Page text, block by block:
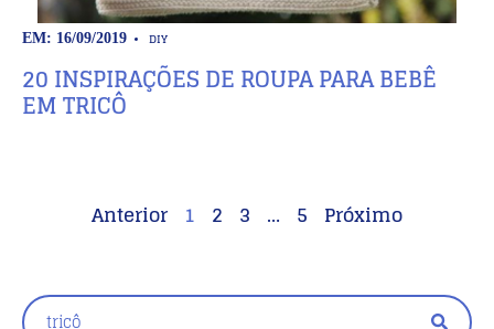
EM: 16/09/2019 DIY
20 INSPIRAÇÕES DE ROUPA PARA BEBÊ
EM TRICÔ
Anterior 1 2 3 … 5 Próximo